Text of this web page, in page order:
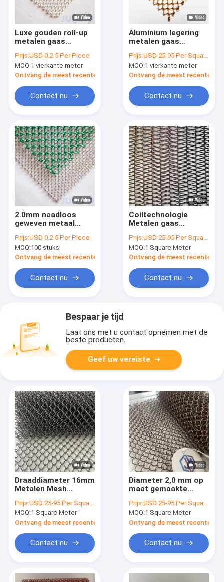
Luxe gouden roll-up
metalen gaas
diamanten gaten
Prijs:USD 0.2-5 Per Piece
MOQ:1 vierkante meter
Ontvang de meest recente Prijs
Contact nu
Aluminium legering
metalen gaas
8mm gat op maat
Prijs:USD 25-95 Per Square Meter
MOQ:1 vierkante meter
Ontvang de meest recente
Contact nu
2.0mm naadloos
geweven metaal
voor elegante
decoratie
Prijs:USD 0.2-5 Per Piece
MOQ:100 stuks
Ontvang de meest recente Prijs
Contact nu
Coiltechnologie
Metalen gaas
gemaakte
messingmaterialen
Prijs:USD 25-95 Per Square Meter
MOQ:1 Square Meter
Ontvang de meest recente
Contact nu
Bespaar je tijd
Laat ons met u contact opnemen met de
beste producten.
Geef uw vereiste
Draaddiameter 16mm
Metalen Mesh
roestvrij staal
Perfect voor de
veiligheid van de
splitsing en ventilatie
oplossingen
Prijs:USD 25-95 Per Square Meter
MOQ:1 Square Meter
Ontvang de meest recente Prijs
Contact nu
Diameter 2,0 mm op
maat gemaakte
gaasgordijnen die
duurzame en
flexibele oplossingen
bieden voor
verschillende
architecturale
Prijs:USD 25-95 Per Square Meter
MOQ:1 Square Meter
Ontvang de meest recente
Contact nu